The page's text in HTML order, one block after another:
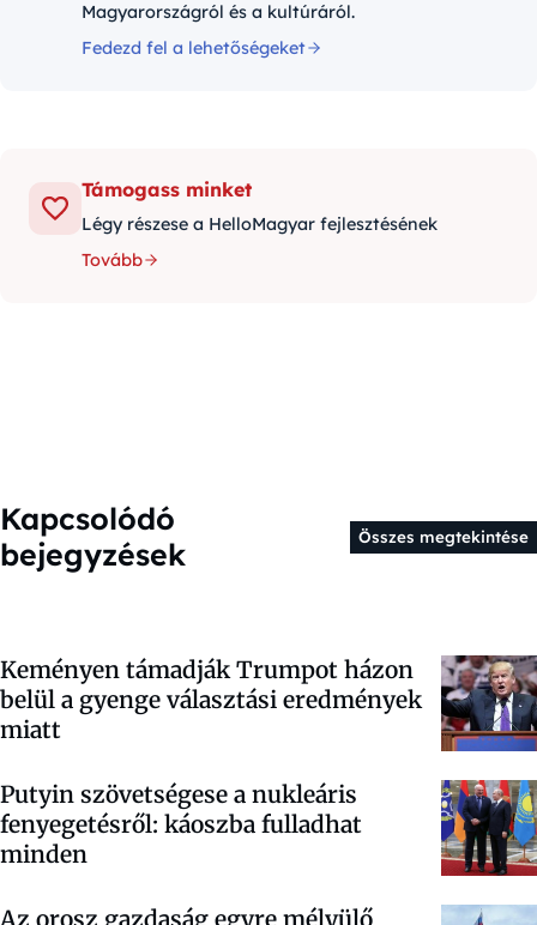
Magyarországról és a kultúráról.
Fedezd fel a lehetőségeket
Támogass minket
Légy részese a HelloMagyar fejlesztésének
Tovább
Kapcsolódó
bejegyzések
Összes megtekintése
Keményen támadják Trumpot házon
belül a gyenge választási eredmények
miatt
Putyin szövetségese a nukleáris
fenyegetésről: káoszba fulladhat
minden
Az orosz gazdaság egyre mélyülő